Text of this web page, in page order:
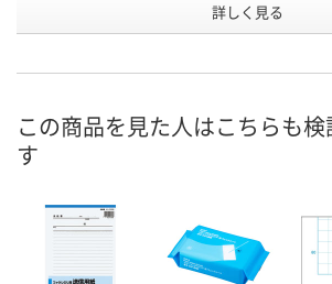
4245665
8月9日（日）
カ
詳しく見る
この商品を見た人はこちらも
す